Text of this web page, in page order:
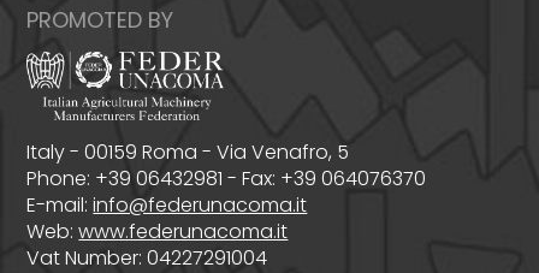
PROMOTED BY
Italy - 00159 Roma - Via Venafro, 5
Phone: +39 06432981 - Fax: +39 064076370
E-mail:info@federunacoma.it
Web:www.federunacoma.it
Vat Number: 04227291004